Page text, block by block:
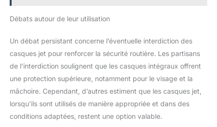
Débats autour de leur utilisation
Un débat persistant concerne l’éventuelle interdiction des
casques jet pour renforcer la sécurité routière. Les partisans
de l’interdiction soulignent que les casques intégraux offrent
une protection supérieure, notamment pour le visage et la
mâchoire. Cependant, d’autres estiment que les casques jet,
lorsqu’ils sont utilisés de manière appropriée et dans des
conditions adaptées, restent une option valable.